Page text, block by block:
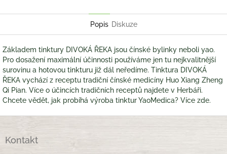
Popis Diskuze
Základem tinktury DIVOKÁ ŘEKA jsou čínské bylinky neboli yao.
Pro dosažení maximální účinnosti používáme jen tu nejkvalitnější
surovinu a hotovou tinkturu již dál neředíme. Tinktura DIVOKÁ
ŘEKA vychází z receptu tradiční čínské medicíny Huo Xiang Zheng
Qi Pian. Více o účincích tradičních receptů najdete v Herbáři.
Chcete vědět, jak probíhá výroba tinktur YaoMedica? Více zde.
Kontakt